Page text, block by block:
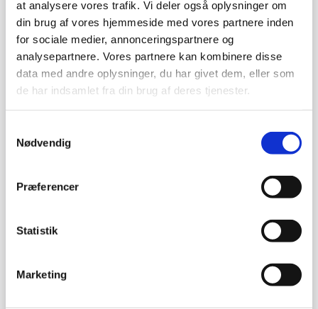
at analysere vores trafik. Vi deler også oplysninger om
din brug af vores hjemmeside med vores partnere inden
for sociale medier, annonceringspartnere og
analysepartnere. Vores partnere kan kombinere disse
data med andre oplysninger, du har givet dem, eller som
de har indsamlet fra din brug af deres tjenester.
Nødvendig
Præferencer
Statistik
Marketing